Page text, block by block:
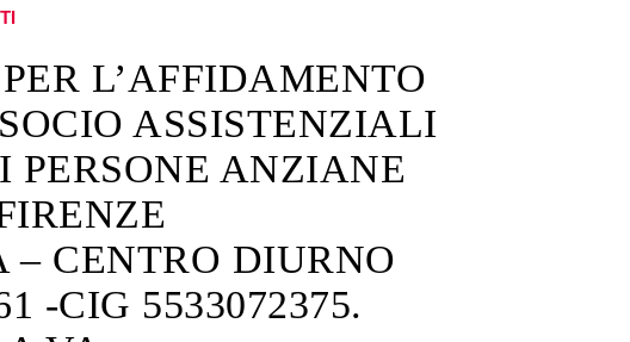
L’AFFIDAMENTO
ASSISTENZIALI
PERSONE ANZIANE
CENTRO DIURNO
-CIG 5533072375.